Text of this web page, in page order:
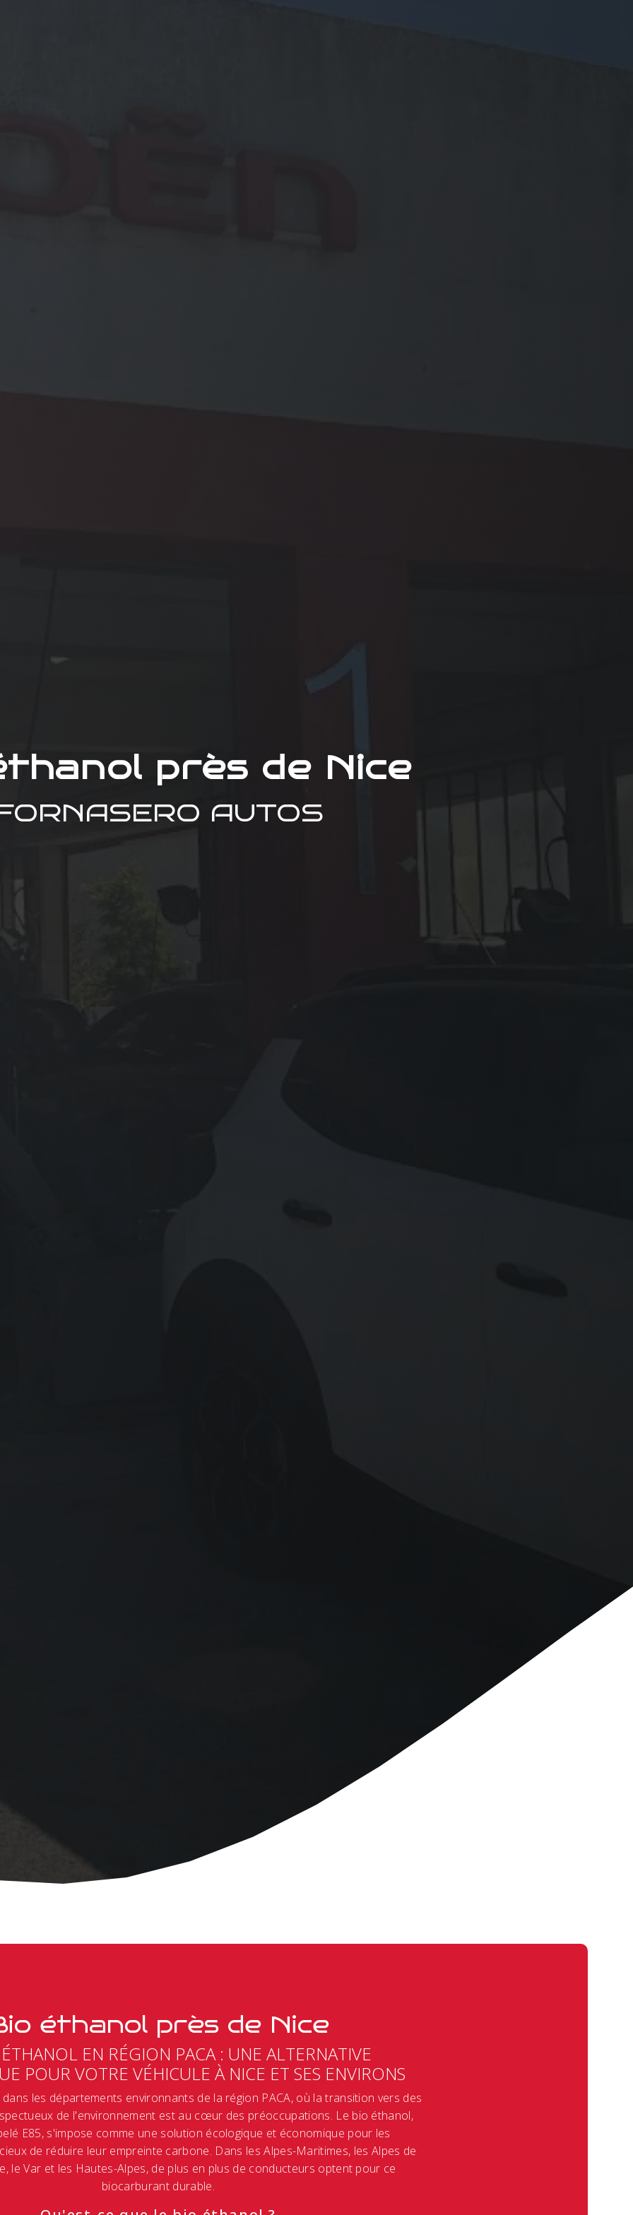
près de Nice
AUTOS
éthanol près de Nice
EN RÉGION PACA : UNE ALTERNATIVE
POUR VOTRE VÉHICULE À NICE ET SES ENVIRONS
les départements environnants de la région PACA, où la transition vers des
de l'environnement est au cœur des préoccupations. Le bio éthanol,
E85, s'impose comme une solution écologique et économique pour les
de réduire leur empreinte carbone. Dans les Alpes-Maritimes, les Alpes de
le Var et les Hautes-Alpes, de plus en plus de conducteurs optent pour ce
biocarburant durable.